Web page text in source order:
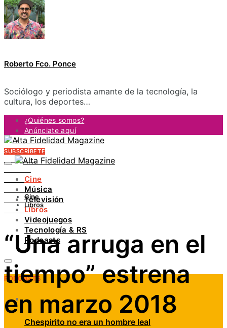
Roberto Fco. Ponce
Sociólogo y periodista amante de la tecnología, la
cultura, los deportes…
¿Quiénes somos?
Anúnciate aquí
Contacto
FACEBOOK
INSTAGRAM
PINTEREST
YOUTUBE
LINKEDIN
SUBSCRÍBETE
Cine
Música
Televisión
Libros
Videojuegos
Tecnología & RS
Podcasts
PODCASTS
Chespirito no era un hombre leal
Cine
Libros
“Una arruga en el
tiempo” estrena
en marzo 2018